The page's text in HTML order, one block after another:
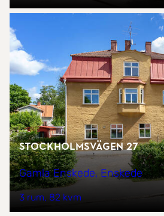
Stockholmsvägen 27
Gamla Enskede, Enskede
3 rum 82 kvm